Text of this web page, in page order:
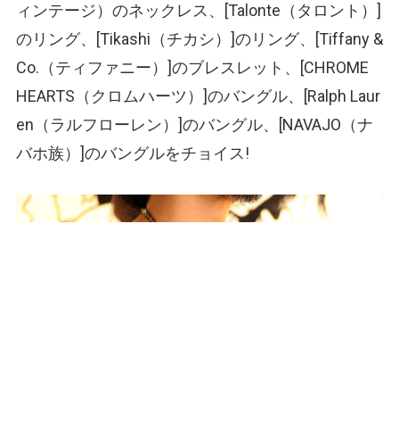
ィンテージ） のネックレス、[Talonte （タロント） ]
のリング、[Tikashi （チカシ） ]のリング、[Tiffany &
Co. （ティファニー） ]のブレスレット、[CHROME
HEARTS （クロムハーツ） ]のバングル、[Ralph Laur
en （ラルフローレン） ]のバングル、[NAVAJO （ナ
バホ族） ]のバングルをチョイス!